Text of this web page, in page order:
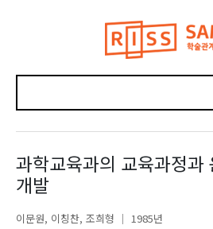
과학교육과의 교육과정과
개발
이문원 이칭찬 조희형 1985년